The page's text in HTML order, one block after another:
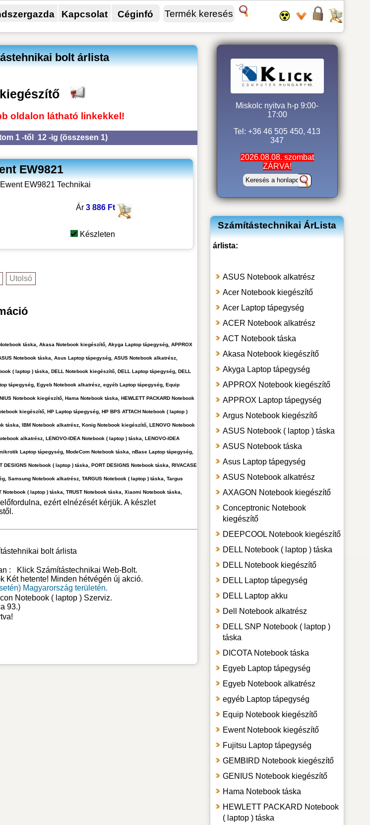
Kapcsolat Céginfó
bolt árlista
oldalon látható linkekkel!
1 -től 12 -ig (összesen 1)
EW9821
Ár 3 886 Ft
Készleten
Utolsó
táska, Akasa Notebook kiegészítő, Akyga Laptop tápegység, APPROX
Notebook táska, Asus Laptop tápegység, ASUS Notebook alkatrész,
( laptop ) táska, DELL Notebook kiegészítő, DELL Laptop tápegység, DELL
tápegység, Egyeb Notebook alkatrész, egyéb Laptop tápegység, Equip
Notebook kiegészítő, Hama Notebook táska, HEWLETT PACKARD Notebook
kiegészítő, HP Laptop tápegység, HP BPS ATTACH Notebook ( laptop )
táska, IBM Notebook alkatrész, Konig Notebook kiegészítő, LENOVO Notebook
alkatrész, LENOVO-IDEA Notebook ( laptop ) táska, LENOVO-IDEA
Laptop tápegység, ModeCom Notebook táska, nBase Laptop tápegység,
Notebook ( laptop ) táska, PORT DESIGNS Notebook táska, RIVACASE
Samsung Notebook alkatrész, TARGUS Notebook ( laptop ) táska, Targus
( laptop ) táska, TRUST Notebook táska, Xiaomi Notebook táska,
ezért elnézését kérjük. A készlet
bolt árlista
: Klick Számítástechnikai Web-Bolt.
Két hetente! Minden hétvégén új akció.
Magyarország területén.
Notebook ( laptop ) Szerviz.
93.)
Miskolc nyitva h-p 9:00-
17:00
Tel: +36 46 505 450, 413
347
2026.08.08. szombat
ZÁRVA!
Számítástechnikai ÁrLista
árlista:
ASUS Notebook alkatrész
Acer Notebook kiegészítő
Acer Laptop tápegység
ACER Notebook alkatrész
ACT Notebook táska
Akasa Notebook kiegészítő
Akyga Laptop tápegység
APPROX Notebook kiegészítő
APPROX Laptop tápegység
Argus Notebook kiegészítő
ASUS Notebook ( laptop ) táska
ASUS Notebook táska
Asus Laptop tápegység
ASUS Notebook alkatrész
AXAGON Notebook kiegészítő
Conceptronic Notebook
kiegészítő
DEEPCOOL Notebook kiegészítő
DELL Notebook ( laptop ) táska
DELL Notebook kiegészítő
DELL Laptop tápegység
DELL Laptop akku
Dell Notebook alkatrész
DELL SNP Notebook ( laptop )
táska
DICOTA Notebook táska
Egyeb Laptop tápegység
Egyeb Notebook alkatrész
egyéb Laptop tápegység
Equip Notebook kiegészítő
Ewent Notebook kiegészítő
Fujitsu Laptop tápegység
GEMBIRD Notebook kiegészítő
GENIUS Notebook kiegészítő
Hama Notebook táska
HEWLETT PACKARD Notebook
( laptop ) táska